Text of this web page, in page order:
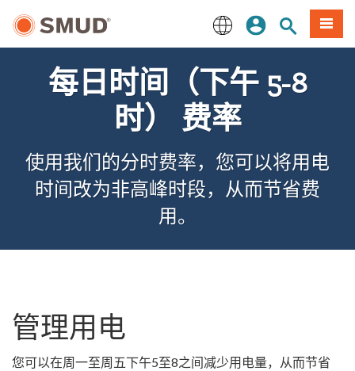
English
登录网站搜索
項目
每日时间（下午 5-8
时） 费率
使用我们的分时费率，您可以将用电
时间改为非高峰时段，从而节省费
用。
管理用电
您可以在周一至周五下午5至8之间减少用电量，从而节省